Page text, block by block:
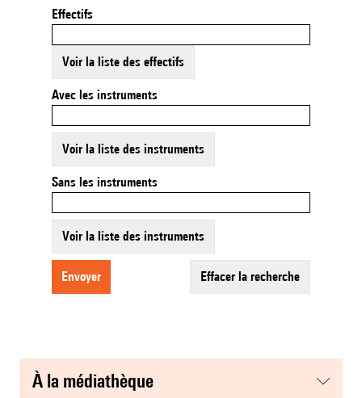
Effectifs
Voir la liste des effectifs
Avec les instruments
Voir la liste des instruments
Sans les instruments
Voir la liste des instruments
envoyer effacer la recherche
à la médiathèque